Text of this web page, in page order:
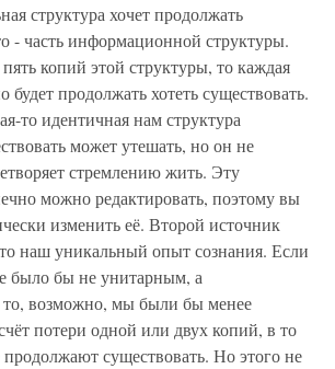
структура хочет продолжать
- часть информационной структуры.
копий этой структуры, то каждая
будет продолжать хотеть существовать.
то идентичная нам структура
может утешать, но он не
стремлению жить. Эту
можно редактировать, поэтому вы
изменить её. Второй источник
наш уникальный опыт сознания. Если
было бы не унитарным, а
возможно, мы были бы менее
потери одной или двух копий, в то
продолжают существовать. Но этого не